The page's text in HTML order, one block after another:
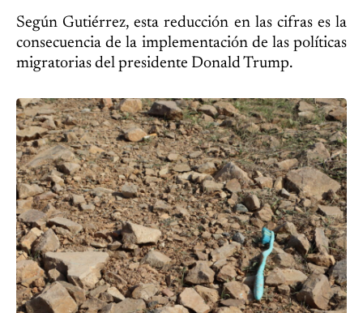
Según Gutiérrez, esta reducción en las cifras es la
consecuencia de la implementación de las políticas
migratorias del presidente Donald Trump.